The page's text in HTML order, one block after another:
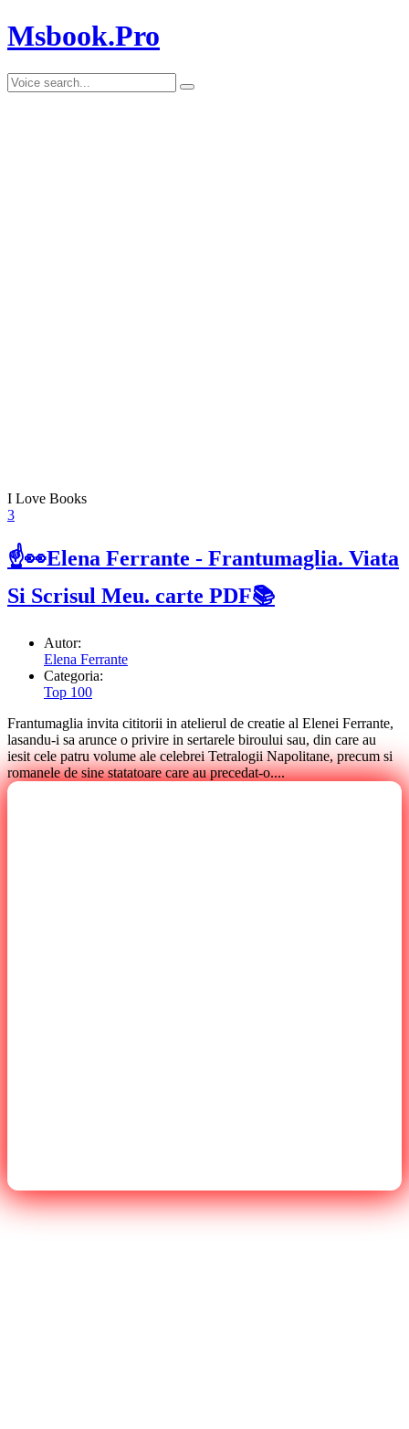
Msbook.Pro
I Love Books
3
☝👀Elena Ferrante - Frantumaglia. Viata
Si Scrisul Meu. carte PDF📚
Autor:
Elena Ferrante
Categoria:
Top 100
Frantumaglia invita cititorii in atelierul de creatie al Elenei Ferrante,
lasandu-i sa arunce o privire in sertarele biroului sau, din care au
iesit cele patru volume ale celebrei Tetralogii Napolitane, precum si
romanele de sine statatoare care au precedat-o....